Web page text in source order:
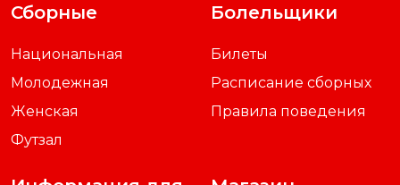
Сборные
Национальная
Молодежная
Женская
Футзал
Болельщики
Билеты
Расписание сборных
Правила поведения